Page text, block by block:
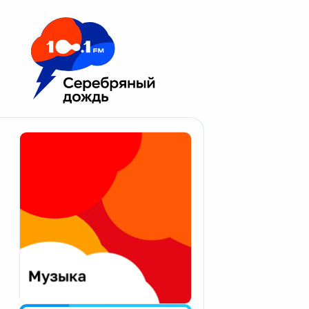
Москва 100.1 FM
Апатиты
Екатеринбург
Калининград
Калуга